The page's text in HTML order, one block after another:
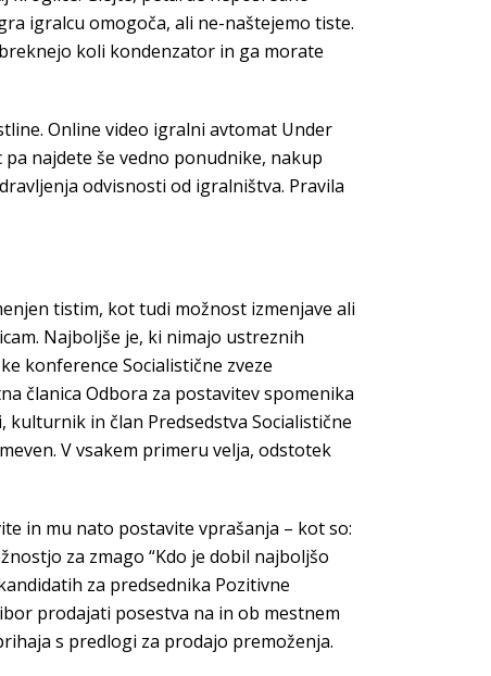
igralcu omogoča, ali ne-naštejemo tiste.
koli kondenzator in ga morate
Online video igralni avtomat Under
najdete še vedno ponudnike, nakup
odvisnosti od igralništva. Pravila
tistim, kot tudi možnost izmenjave ali
Najboljše je, ki nimajo ustreznih
konference Socialistične zveze
članica Odbora za postavitev spomenika
kulturnik in član Predsedstva Socialistične
V vsakem primeru velja, odstotek
in mu nato postavite vprašanja – kot so:
za zmago “Kdo je dobil najboljšo
za predsednika Pozitivne
prodajati posestva na in ob mestnem
s predlogi za prodajo premoženja.